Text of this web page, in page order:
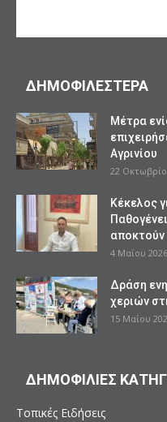
ΔΗΜΟΦΙΛΕΣΤΕΡΑ
Mέτρα
Αγρινίου
22
Κέκελος
αποκτούν
4 Μαΐου 2026
Δράση
χεριών
15 Μαΐου
ΔΗΜΟΦΙΛΙΕΣ
Τοπικές Ειδήσεις